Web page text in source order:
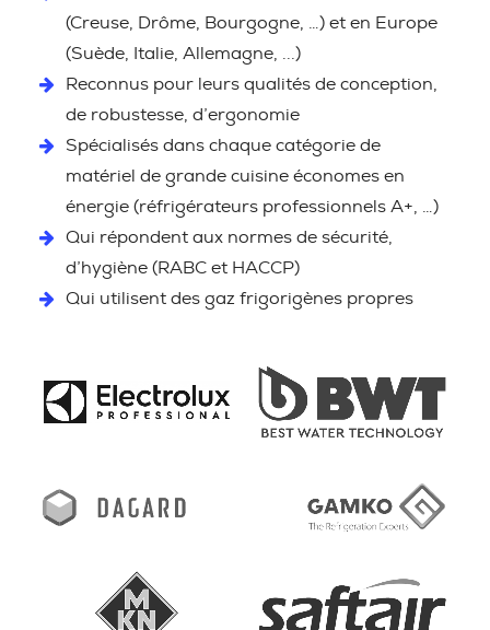
(Creuse, Drôme, Bourgogne, …) et en Europe
(Suède, Italie, Allemagne, ...)
Reconnus pour leurs qualités de conception,
de robustesse, d’ergonomie
Spécialisés dans chaque catégorie de
matériel de grande cuisine économes en
énergie (réfrigérateurs professionnels A+, …)
Qui répondent aux normes de sécurité,
d’hygiène (RABC et HACCP)
Qui utilisent des gaz frigorigènes propres